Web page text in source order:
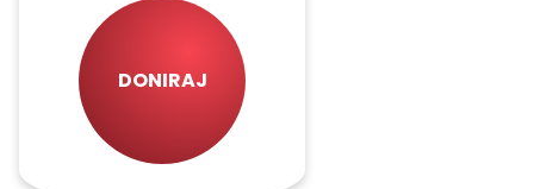
DONIRAJ